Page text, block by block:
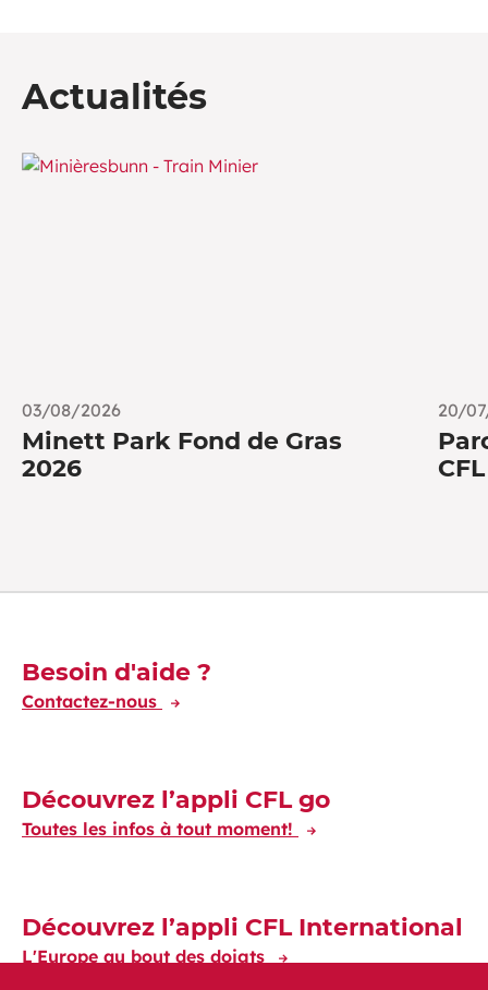
Actualités
03/08/2026
Minett Park Fond de Gras
2026
20/
CFL
Découvrez-en plus
Besoin d'aide ?
Contactez-nous
Découvrez l’appli CFL go
Toutes les infos à tout moment!
Découvrez l’appli CFL International
L'Europe au bout des doigts